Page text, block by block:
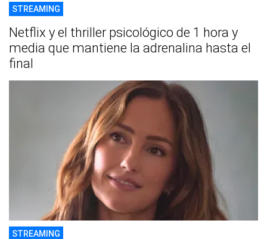
STREAMING
Netflix y el thriller psicológico de 1 hora y
media que mantiene la adrenalina hasta el
final
STREAMING